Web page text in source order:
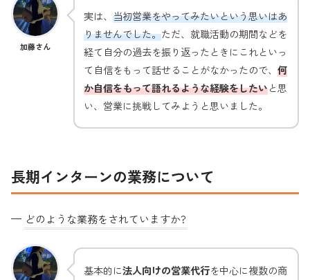
加藤さん
実は、 当初営業をやってみたいという思いはあ
りませんでした。ただ、就職活動の期間などを
経て自分の過去を振り返ったときにこれといっ
て自信をもって話せることがなかったので、 何
か自信をもって語れるような経験をしたいと思
い、営業に挑戦してみようと思いました。
長期インターンの業務について
— どのような業務をされていますか?
基本的に法人向けの営業代行を中心に複数の商